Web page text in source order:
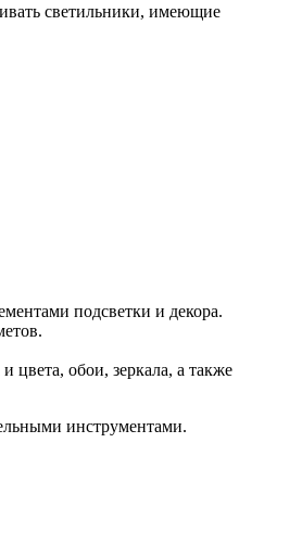
светильники, имеющие
подсветки и декора.
цвета, обои, зеркала, а также
инструментами.